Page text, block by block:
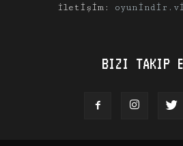
İletişim:
BIZI TAKIP